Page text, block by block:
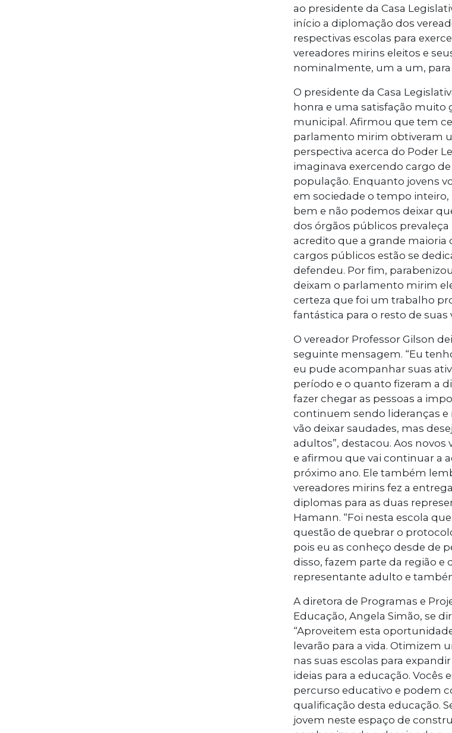
ao presidente da Casa
início a diplomação dos
respectivas escolas para
vereadores mirins eleitos e
nominalmente, um a um, para
O presidente da Casa
honra e uma satisfação muito
municipal. Afirmou que tem
parlamento mirim obtiveram
perspectiva acerca do Poder
imaginava exercendo cargo
população. Enquanto jovens
em sociedade o tempo
bem e não podemos deixar
dos órgãos públicos
acredito que a grande maioria
cargos públicos estão se
defendeu. Por fim,
deixam o parlamento mirim
certeza que foi um trabalho
fantástica para o resto de suas
O vereador Professor Gilson
seguinte mensagem. “Eu
eu pude acompanhar suas
período e o quanto fizeram a
fazer chegar as pessoas a
continuem sendo lideranças
vão deixar saudades, mas
adultos”, destacou. Aos
e afirmou que vai continuar a
próximo ano. Ele também
vereadores mirins fez a
diplomas para as duas
Hamann. “Foi nesta escola
questão de quebrar o
pois eu as conheço desde de
disso, fazem parte da região
representante adulto e
A diretora de Programas e
Educação, Angela Simão, se
“Aproveitem esta
levarão para a vida.
nas suas escolas para
ideias para a educação.
percurso educativo e podem
qualificação desta educação.
jovem neste espaço de